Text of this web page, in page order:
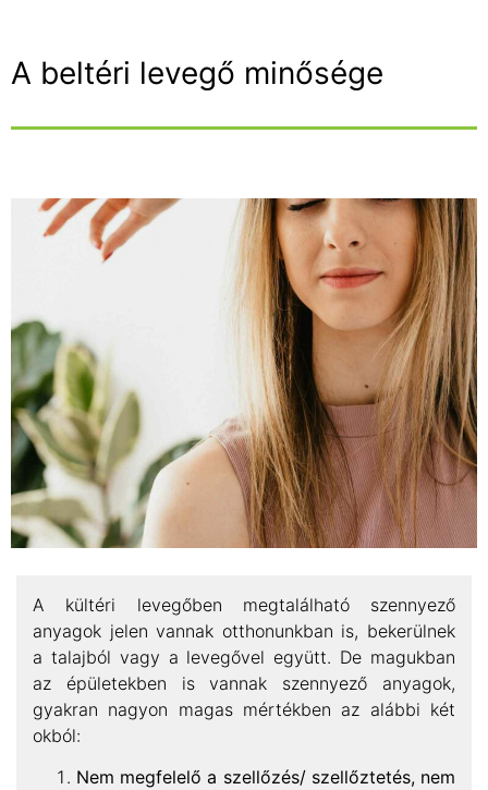
A beltéri levegő minősége
A kültéri levegőben megtalálható szennyező
anyagok jelen vannak otthonunkban is, bekerülnek
a talajból vagy a levegővel együtt. De magukban
az épületekben is vannak szennyező anyagok,
gyakran nagyon magas mértékben az alábbi két
okból:
Nem megfelelő a szellőzés/ szellőztetés, nem